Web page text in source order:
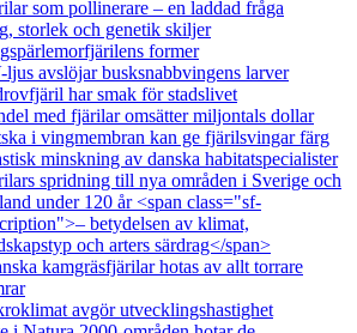
som pollinerare – en laddad fråga
storlek och genetik skiljer
former
avslöjar busksnabbvingens larver
har smak för stadslivet
med fjärilar omsätter miljontals dollar
i vingmembran kan ge fjärilsvingar färg
minskning av danska habitatspecialister
spridning till nya områden i Sverige och
under 120 år <span class="sf-
betydelsen av klimat,
och arters särdrag</span>
kamgräsfjärilar hotas av allt torrare
avgör utvecklingshastighet